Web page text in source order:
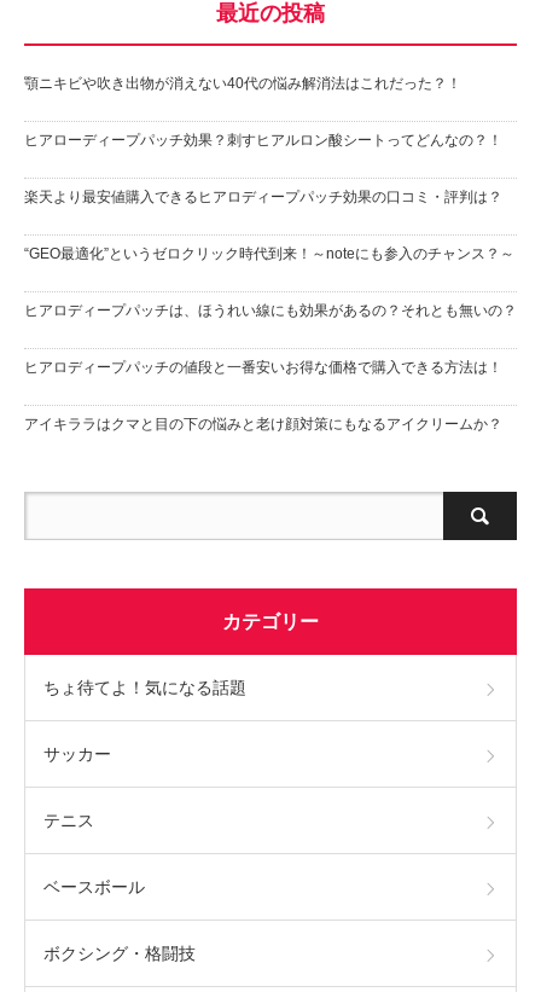
最近の投稿
顎ニキビや吹き出物が消えない40代の悩み解消法はこれだった？！
ヒアローディープパッチ効果？刺すヒアルロン酸シートってどんなの？！
楽天より最安値購入できるヒアロディープパッチ効果の口コミ・評判は？
“GEO最適化”というゼロクリック時代到来！～noteにも参入のチャンス？～
ヒアロディープパッチは、ほうれい線にも効果があるの？それとも無いの？
ヒアロディープパッチの値段と一番安いお得な価格で購入できる方法は！
アイキララはクマと目の下の悩みと老け顔対策にもなるアイクリームか？
カテゴリー
ちょ待てよ！気になる話題
サッカー
テニス
ベースボール
ボクシング・格闘技